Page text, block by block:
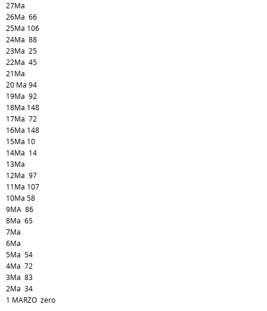
27Ma
26Ma 66
25Ma 106
24Ma 88
23Ma 25
22Ma 45
21Ma
20 Ma 94
19Ma 92
18Ma 148
17Ma 72
16Ma 148
15Ma 10
14Ma 14
13Ma
12Ma 97
11Ma 107
10Ma 58
9MA 86
8Ma 65
7Ma
6Ma
5Ma 54
4Ma 72
3Ma 83
2Ma 34
1 MARZO zero